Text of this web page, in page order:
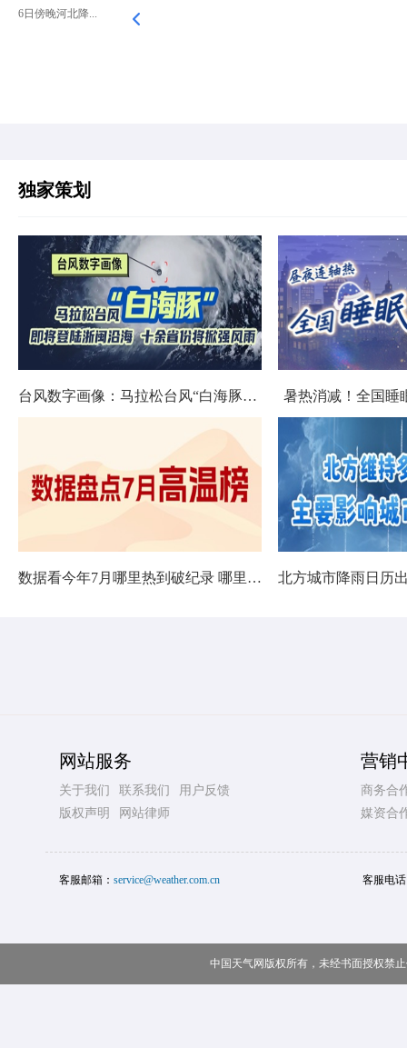
6日傍晚河北降...
独家策划
台风数字画像：马拉松台风“白海豚”将影响十余省份 暑热消减！全国睡
数据看今年7月哪里热到破纪录 哪里暑热连轴转
网站服务
关于我们 联系我们
用户反馈
版权声明
网站律师
营销
商务合
媒资合
客服邮箱： service@weather.com.cn 客服电
中国天气网版权所有，未经书面授权